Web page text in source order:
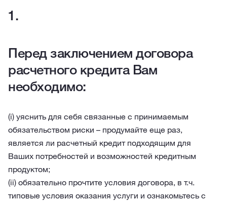
Перед заключением договора
расчетного кредита Вам
необходимо:
(i) уяснить для себя связанные с принимаемым
обязательством риски – продумайте еще раз,
является ли расчетный кредит подходящим для
Ваших потребностей и возможностей кредитным
продуктом;
(ii) обязательно прочтите условия договора, в т.ч.
типовые условия оказания услуги и ознакомьтесь с